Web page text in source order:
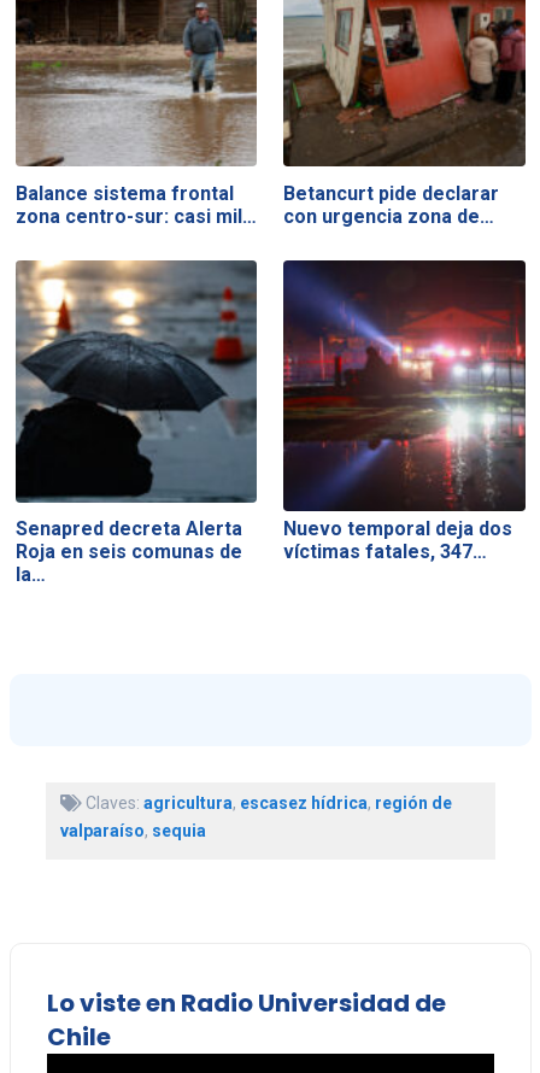
Balance sistema frontal
zona centro-sur: casi mil…
Betancurt pide declarar
con urgencia zona de…
Senapred decreta Alerta
Roja en seis comunas de
la…
Nuevo temporal deja dos
víctimas fatales, 347…
Claves: agricultura, escasez hídrica, región de
valparaíso, sequia
Lo viste en Radio Universidad de
Chile